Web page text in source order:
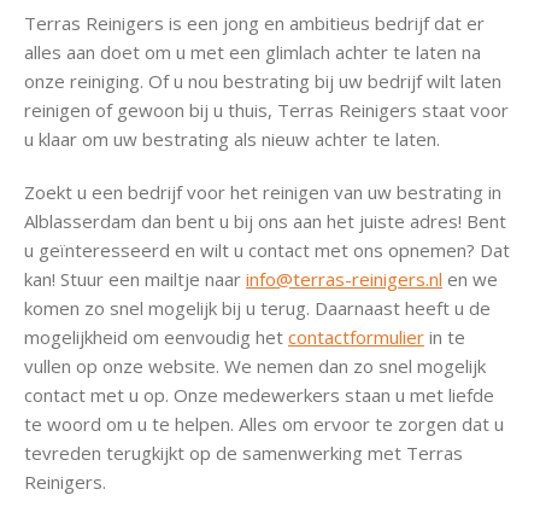
Terras Reinigers is een jong en ambitieus bedrijf dat er
alles aan doet om u met een glimlach achter te laten na
onze reiniging. Of u nou bestrating bij uw bedrijf wilt laten
reinigen of gewoon bij u thuis, Terras Reinigers staat voor
u klaar om uw bestrating als nieuw achter te laten.
Zoekt u een bedrijf voor het reinigen van uw bestrating in
Alblasserdam dan bent u bij ons aan het juiste adres! Bent
u geïnteresseerd en wilt u contact met ons opnemen? Dat
kan! Stuur een mailtje naar info@terras-reinigers.nl en we
komen zo snel mogelijk bij u terug. Daarnaast heeft u de
mogelijkheid om eenvoudig het contactformulier in te
vullen op onze website. We nemen dan zo snel mogelijk
contact met u op. Onze medewerkers staan u met liefde
te woord om u te helpen. Alles om ervoor te zorgen dat u
tevreden terugkijkt op de samenwerking met Terras
Reinigers.